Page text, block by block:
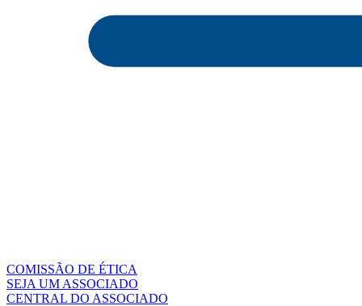
COMISSÃO DE ÉTICA
SEJA UM ASSOCIADO
CENTRAL DO ASSOCIADO